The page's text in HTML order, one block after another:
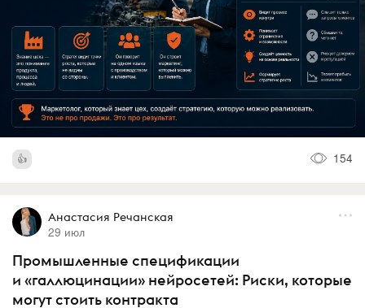
154
Анастасия Речанская
29 июл
Промышленные спецификации
и «галлюцинации» нейросетей: Риски, которые
могут стоить контракта